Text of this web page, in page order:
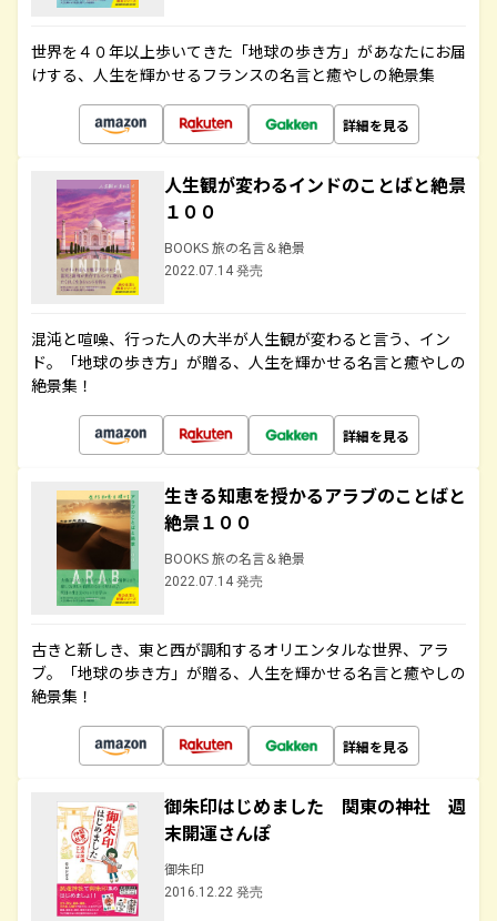
世界を４０年以上歩いてきた「地球の歩き方」があなたにお届
けする、人生を輝かせるフランスの名言と癒やしの絶景集
詳細を見る
人生観が変わるインドのことばと絶景
１００
BOOKS 旅の名言＆絶景
2022.07.14 発売
混沌と喧噪、行った人の大半が人生観が変わると言う、イン
ド。「地球の歩き方」が贈る、人生を輝かせる名言と癒やしの
絶景集！
詳細を見る
生きる知恵を授かるアラブのことばと
絶景１００
BOOKS 旅の名言＆絶景
2022.07.14 発売
古きと新しき、東と西が調和するオリエンタルな世界、アラ
ブ。「地球の歩き方」が贈る、人生を輝かせる名言と癒やしの
絶景集！
詳細を見る
御朱印はじめました 関東の神社 週
末開運さんぽ
御朱印
2016.12.22 発売